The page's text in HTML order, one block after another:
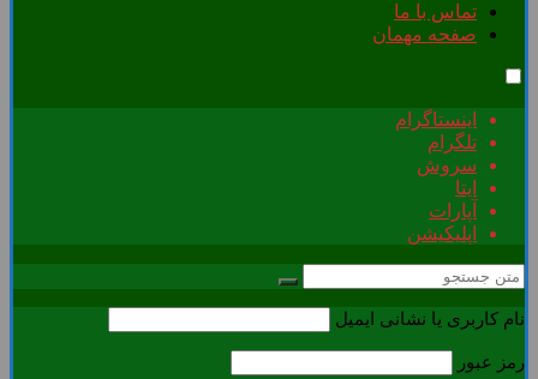
تماس با ما
صفحه مهمان
اینستاگرام
تلگرام
سروش
ایتا
آپارات
اپلیکیشن
نام کاربری یا نشانی ایمیل
رمز عبور